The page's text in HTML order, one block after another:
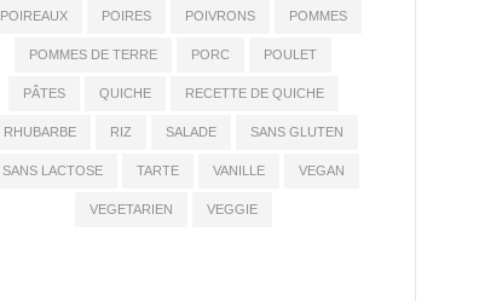
POIREAUX POIRES POIVRONS POMMES
POMMES DE TERRE PORC POULET
PÂTES QUICHE RECETTE DE QUICHE
RHUBARBE RIZ SALADE SANS GLUTEN
SANS LACTOSE TARTE VANILLE VEGAN
VEGETARIEN VEGGIE